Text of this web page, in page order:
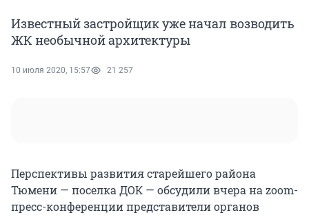
Известный застройщик уже начал возводить
ЖК необычной архитектуры
10 июля 2020, 15:57 21 257
Перспективы развития старейшего района
Тюмени — поселка ДОК — обсудили вчера на zoom-
пресс-конференции представители органов